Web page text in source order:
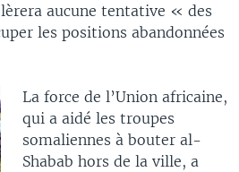
aucune tentative « des
les positions abandonnées
La force de l’Union africaine,
qui a aidé les troupes
somaliennes à bouter al-
Shabab hors de la ville, a